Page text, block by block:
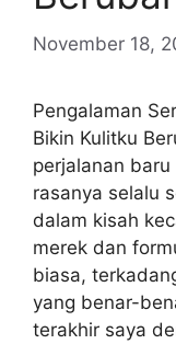
November 18,
Pengalaman
Bikin Kulitku
perjalanan
rasanya selalu
dalam kisah
merek dan
biasa,
yang benar-
terakhir saya